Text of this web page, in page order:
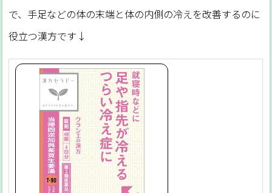
で、手足などの体の末端と体の内側の冷えを改善するのに
役立つ漢方です↓